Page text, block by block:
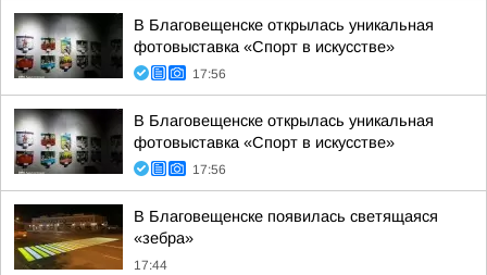
В Благовещенске открылась уникальная
фотовыставка «Спорт в искусстве»
17:56
В Благовещенске открылась уникальная
фотовыставка «Спорт в искусстве»
17:56
В Благовещенске появилась светящаяся
«зебра»
17:44